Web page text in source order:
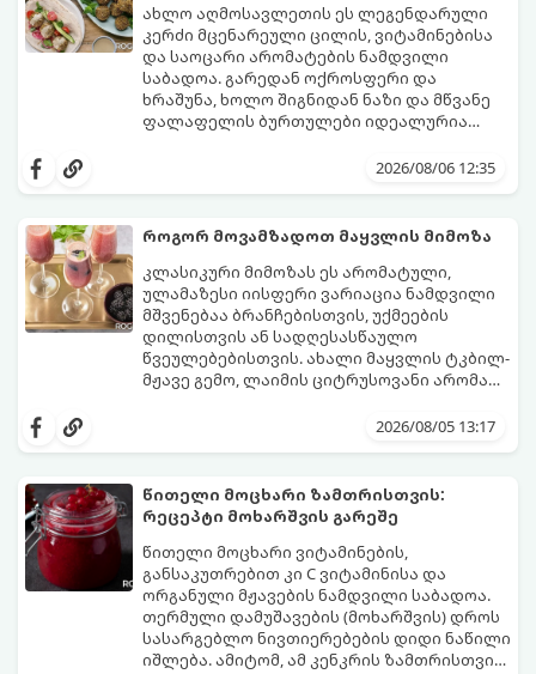
ახლო აღმოსავლეთის ეს ლეგენდარული
კერძი მცენარეული ცილის, ვიტამინებისა
და საოცარი არომატების ნამდვილი
საბადოა. გარედან ოქროსფერი და
ხრაშუნა, ხოლო შიგნიდან ნაზი და მწვანე
ფალაფელის ბურთულები იდეალურია
სალათებთან ერთად ან ტახინის (სესამის)
მდგომარეობს, რომ გამოიყენება
შეწვისას ფორმა იდეალურად შეინარჩუნოს
და არ დაიშალოს.
მომზადების დრო: 20 წუთი (დამატებით
მუხუდოს ჩალბობის დრო: 12-24 საათი)
შეწვის დრო: 10–15 წუთი ულუფა: 20–24 ცალი
ბურთულა (4–6 პორცია)
2026/08/06 12:35
როგორ მოვამზადოთ მაყვლის მიმოზა
კლასიკური მიმოზას ეს არომატული,
ულამაზესი იისფერი ვარიაცია ნამდვილი
მშვენებაა ბრანჩებისთვის, უქმეების
დილისთვის ან სადღესასწაულო
წვეულებებისთვის. ახალი მაყვლის ტკბილ-
მჟავე გემო, ლაიმის ციტრუსოვანი არომატი
საოცრად დახვეწილ და მაგრილებელ
და მის მომზადებას მინიმალური
პორცია
2026/08/05 13:17
წითელი მოცხარი ზამთრისთვის:
რეცეპტი მოხარშვის გარეშე
წითელი მოცხარი ვიტამინების,
განსაკუთრებით კი C ვიტამინისა და
ორგანული მჟავების ნამდვილი საბადოა.
თერმული დამუშავების (მოხარშვის) დროს
სასარგებლო ნივთიერებების დიდი ნაწილი
იშლება. ამიტომ, ამ კენკრის ზამთრისთვის